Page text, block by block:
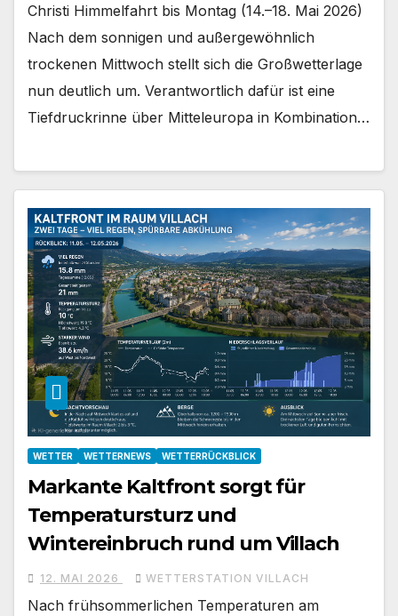
Christi Himmelfahrt bis Montag (14.–18. Mai 2026)
Nach dem sonnigen und außergewöhnlich
trockenen Mittwoch stellt sich die Großwetterlage
nun deutlich um. Verantwortlich dafür ist eine
Tiefdruckrinne über Mitteleuropa in Kombination…
WETTER WETTERNEWS WETTERRÜCKBLICK
Markante Kaltfront sorgt für
Temperatursturz und
Wintereinbruch rund um Villach
12. MAI 2026 WETTERSTATION VILLACH
Nach frühsommerlichen Temperaturen am